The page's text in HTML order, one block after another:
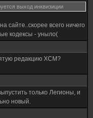
выход инквизиции
сайте..скорее всего ничего
кодексы - уныло(
редакцию ХСМ?
только Легионы, и
новый.